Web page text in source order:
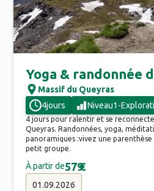
Yoga & randonnée
Massif du Queyras
4jours Niveau1-
4 jours pour ralentir et se
Queyras. Randonnées, yoga,
panoramiques :vivez une
petit groupe.
À partir de579€
01.09.2026